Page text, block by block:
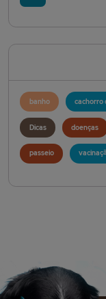
banho cachorro
Dicas doenças
passeio